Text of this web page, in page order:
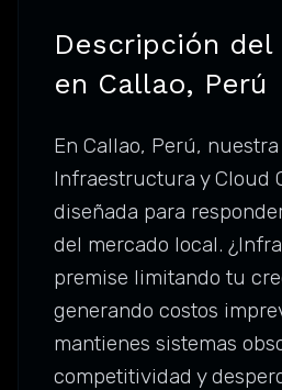
Descripción del
en Callao, Perú
En Callao, Perú,
Infraestructura y Cloud
diseñada para
del mercado local.
premise limitando tu
generando costos
mantienes sistemas
competitividad y